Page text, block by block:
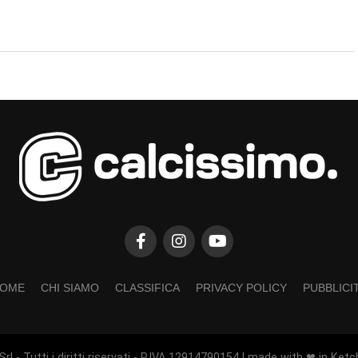
CHI SIAMO CLASSIFICA PRIVACY POLICY